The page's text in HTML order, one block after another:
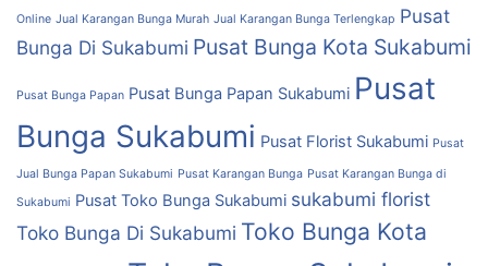
Online Jual Karangan Bunga Murah Jual Karangan Bunga Terlengkap Pusat
Bunga Di Sukabumi Pusat Bunga Kota Sukabumi
Pusat Bunga Papan Pusat Bunga Papan Sukabumi Pusat
Bunga Sukabumi Pusat Florist Sukabumi Pusat
Jual Bunga Papan Sukabumi Pusat Karangan Bunga Pusat Karangan Bunga di
Sukabumi Pusat Toko Bunga Sukabumi sukabumi florist
Toko Bunga Di Sukabumi Toko Bunga Kota